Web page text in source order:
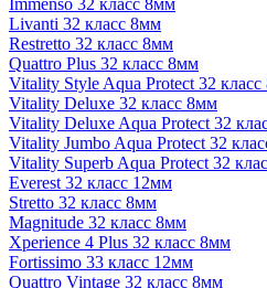
Immenso 32 класс 8мм
Livanti 32 класс 8мм
Restretto 32 класс 8мм
Quattro Plus 32 класс 8мм
Vitality Style Aqua Protect 32
Vitality Deluxe 32 класс 8мм
Vitality Deluxe Aqua Protect 32
Vitality Jumbo Aqua Protect 32
Vitality Superb Aqua Protect 32
Everest 32 класс 12мм
Stretto 32 класс 8мм
Magnitude 32 класс 8мм
Xperience 4 Plus 32 класс 8мм
Fortissimo 33 класс 12мм
Quattro Vintage 32 класс 8мм